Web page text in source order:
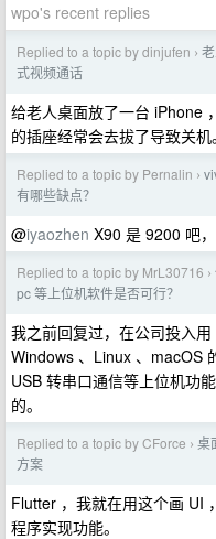
wpo's recent replies
Replied to a topic by dinjufen ›
式视频通话
给老人桌面放了一台 iPhone
的插座经常会去拔了导致关机。
Replied to a topic by Pernalin ›
有哪些缺点？
@iyaozhen X90 是 9200 吧
Replied to a topic by MrL30716 ›
pc 等上位机软件是否可行？
我之前回复过，在公司投入
Windows 、Linux 、macOS
USB 转串口通信等上位机功
的。
Replied to a topic by CForce › 桌
方案
Flutter ，我就在用这个画 UI
程序实现功能。